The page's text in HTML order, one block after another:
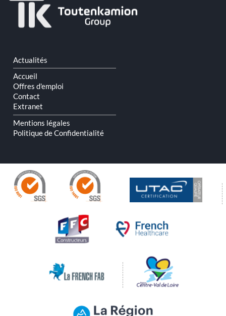
Aller
au
contenu
Actualités
Accueil
Offres d'emploi
Contact
Extranet
Mentions légales
Politique de Confidentialité